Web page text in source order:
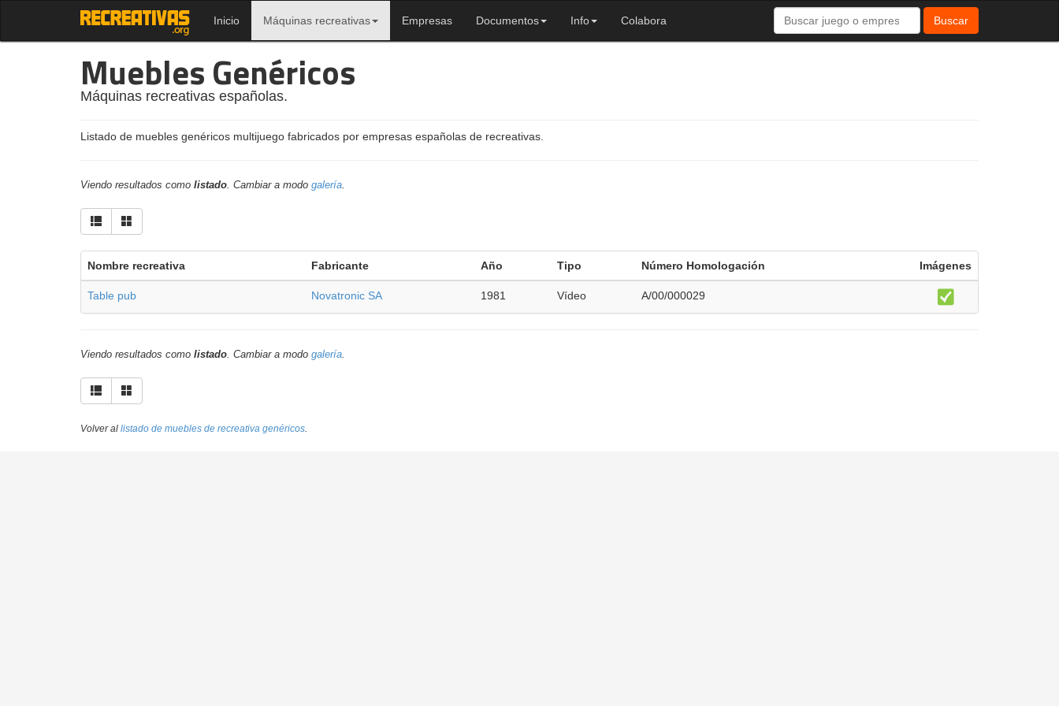
Inicio Máquinas recreativas Empresas Documentos Info Colabora Buscar
Muebles Genéricos
Máquinas recreativas españolas.
Listado de muebles genéricos multijuego fabricados por empresas españolas de recreativas.
Viendo resultados como listado. Cambiar a modo galería.
Nombre recreativa Fabricante Año Tipo Número Homologación Imágenes
Table pub Novatronic SA 1981 Vídeo A/00/000029
Viendo resultados como listado. Cambiar a modo galería.
Volver al listado de muebles de recreativa genéricos.